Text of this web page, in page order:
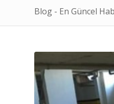
Blog - En Güncel